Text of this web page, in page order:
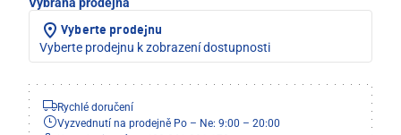
Vybraná prodejna
Vyberte prodejnu
Vyberte prodejnu k zobrazení dostupnosti
Rychlé doručení
Vyzvednutí na prodejně Po – Ne: 9:00 – 20:00